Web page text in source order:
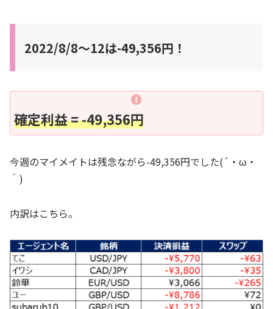
2022/8/8～12は-49,356円！
確定利益 = -49,356円
今週のマイメイトは残念ながら-49,356円でした(´・ω・
｀)
内訳はこちら。